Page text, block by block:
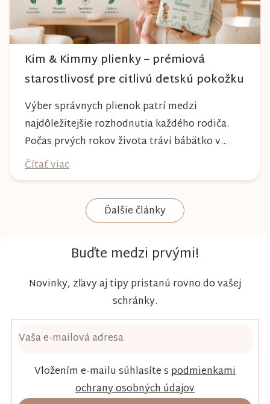
Kim & Kimmy plienky – prémiová
starostlivosť pre citlivú detskú pokožku
Výber správnych plienok patrí medzi
najdôležitejšie rozhodnutia každého rodiča.
Počas prvých rokov života trávi bábätko v
plienke väčšinu dňa, preto by mala poskytovať
nielen spoľahlivú ochranu, ale aj maximálny
komfort a šetrnosť k citlivej pokožke. Plienky
Kim & Kimmy boli vyvinuté s dôrazom na
Čítať viac
Ďalšie články
Buďte medzi prvými!
Novinky, zľavy aj tipy pristanú rovno do vašej
schránky.
Vložením e-mailu súhlasíte s podmienkami
ochrany osobných údajov